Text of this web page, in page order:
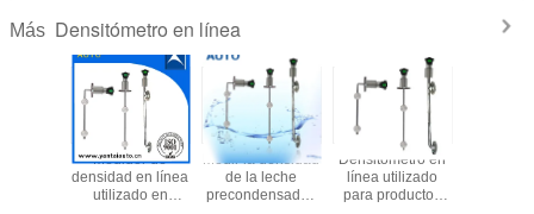
Más Densitómetro en línea
Medidor de
densidad en línea
utilizado en
Medir la densidad
de la leche
precondensada /
Densitómetro en
línea utilizado
para productos